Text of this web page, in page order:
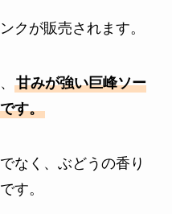
クが販売されます。
甘みが強い巨峰ソー
す。
なく、ぶどうの香り
す。